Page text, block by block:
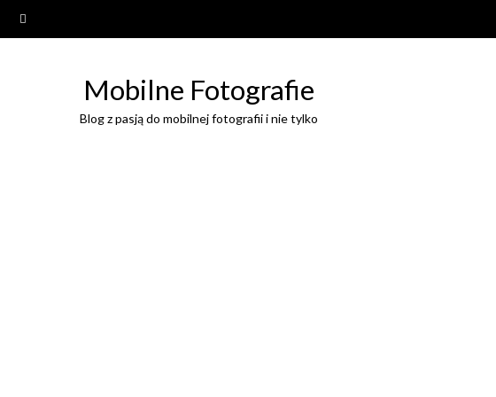
Mobilne Fotografie
Blog z pasją do mobilnej fotografii i nie tylko